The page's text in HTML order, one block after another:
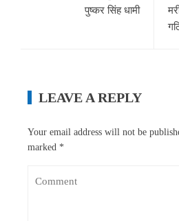
पुष्कर सिंह धामी
LEAVE A REPLY
Your email address will not be
marked *